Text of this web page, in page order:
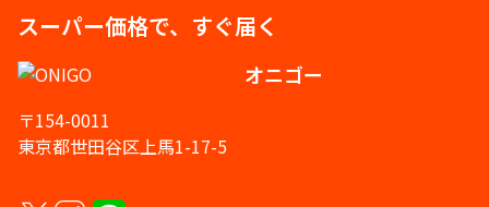
スーパー価格で、すぐ届く
オニゴー
〒154-0011
東京都世田谷区上馬1-17-5